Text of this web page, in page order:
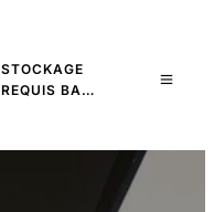
STOCKAGE
REQUIS BA…